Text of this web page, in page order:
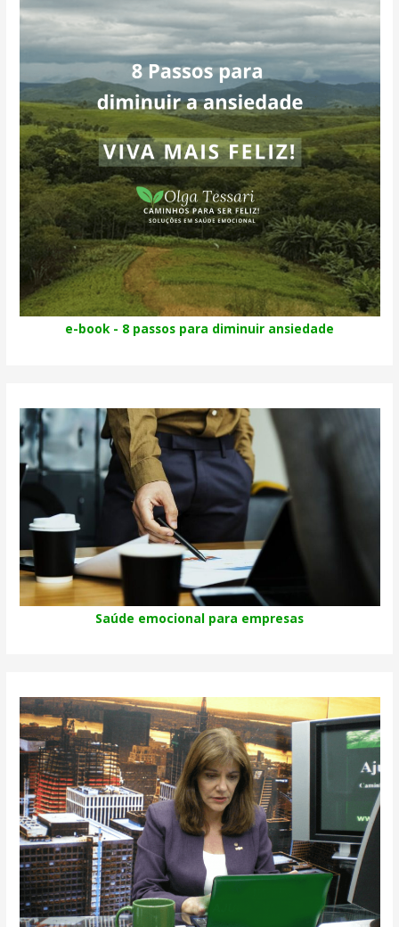
e-book - 8 passos para diminuir ansiedade
Saúde emocional para empresas